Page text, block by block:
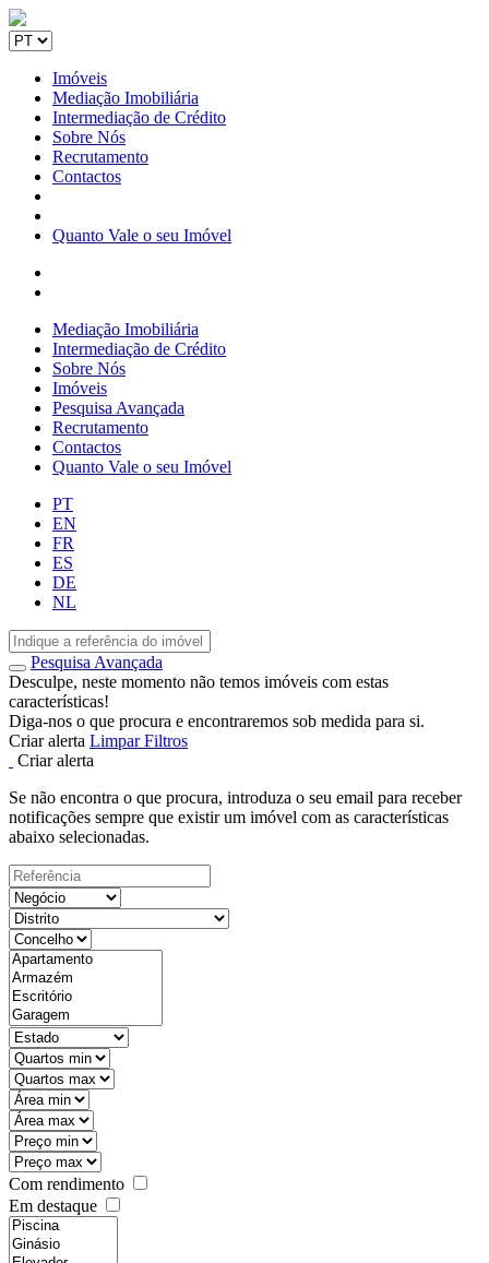
Imóveis
Mediação Imobiliária
Intermediação de Crédito
Sobre Nós
Recrutamento
Contactos
Quanto Vale o seu Imóvel
Mediação Imobiliária
Intermediação de Crédito
Sobre Nós
Imóveis
Pesquisa Avançada
Recrutamento
Contactos
Quanto Vale o seu Imóvel
PT
EN
FR
ES
DE
NL
Pesquisa Avançada
Desculpe, neste momento não temos imóveis com estas
características!
Diga-nos o que procura e encontraremos sob medida para si.
Criar alerta Limpar Filtros
Criar alerta
Se não encontra o que procura, introduza o seu email para receber
notificações sempre que existir um imóvel com as características
abaixo selecionadas.
Com rendimento
Em destaque